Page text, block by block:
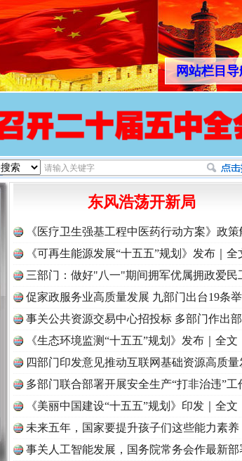
网站栏目导
·[视频]牢记初心使命 奋进复兴征程丨红船起航处 潮起..·[视频]一首
东风浩荡开新局
《医疗卫生强基工程中医药行动方案》政策
《可再生能源发展“十五五”规划》发布｜全
三部门：做好"八一"期间拥军优属拥政爱民
促家政服务业高质量发展 九部门出台19条
事关公共资源交易中心招投标 多部门作出
《生态环境监测“十五五”规划》发布｜全文
读
四部门印发意见推动互联网基础资源高质量
多部门联合部署开展安全生产“打非治违”工
《美丽中国建设“十五五”规划》印发｜全文
未来五年，国家要提升孩子们这些能力素养
事关人工智能发展，国务院常务会作最新